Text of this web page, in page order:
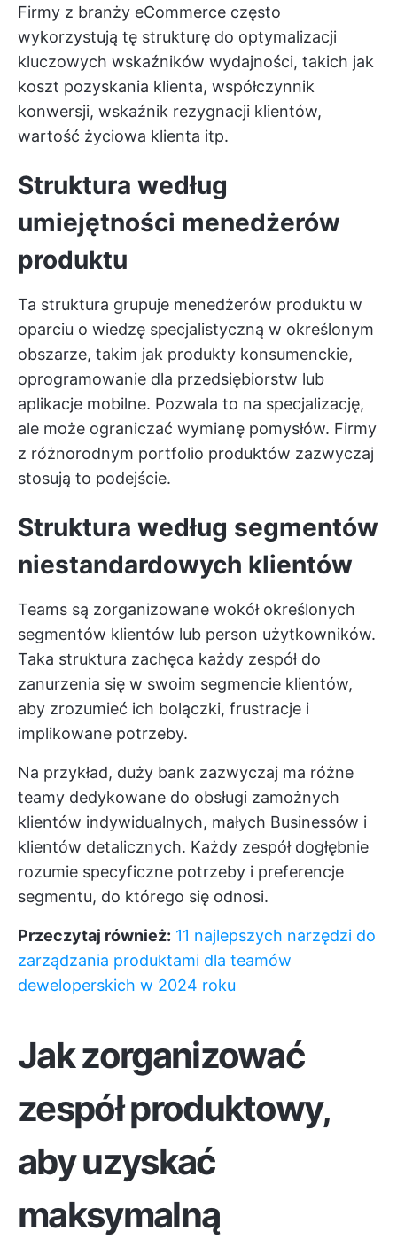
Firmy z branży eCommerce często
wykorzystują tę strukturę do optymalizacji
kluczowych wskaźników wydajności, takich jak
koszt pozyskania klienta, współczynnik
konwersji, wskaźnik rezygnacji klientów,
wartość życiowa klienta itp.
Struktura według
umiejętności menedżerów
produktu
Ta struktura grupuje menedżerów produktu w
oparciu o wiedzę specjalistyczną w określonym
obszarze, takim jak produkty konsumenckie,
oprogramowanie dla przedsiębiorstw lub
aplikacje mobilne. Pozwala to na specjalizację,
ale może ograniczać wymianę pomysłów. Firmy
z różnorodnym portfolio produktów zazwyczaj
stosują to podejście.
Struktura według segmentów
niestandardowych klientów
Teams są zorganizowane wokół określonych
segmentów klientów lub person użytkowników.
Taka struktura zachęca każdy zespół do
zanurzenia się w swoim segmencie klientów,
aby zrozumieć ich bolączki, frustracje i
implikowane potrzeby.
Na przykład, duży bank zazwyczaj ma różne
teamy dedykowane do obsługi zamożnych
klientów indywidualnych, małych Businessów i
klientów detalicznych. Każdy zespół dogłębnie
rozumie specyficzne potrzeby i preferencje
segmentu, do którego się odnosi.
Przeczytaj również: 11 najlepszych narzędzi do
zarządzania produktami dla teamów
deweloperskich w 2024 roku
Jak zorganizować
zespół produktowy,
aby uzyskać
maksymalną